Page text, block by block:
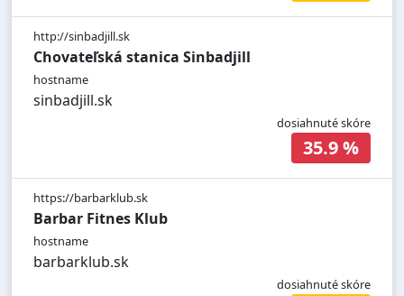
http://sinbadjill.sk
Chovateľská stanica Sinbadjill
hostname
sinbadjill.sk
dosiahnuté skóre
35.9 %
https://barbarklub.sk
Barbar Fitnes Klub
hostname
barbarklub.sk
dosiahnuté skóre